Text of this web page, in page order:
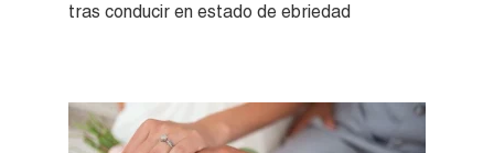
tras conducir en estado de ebriedad